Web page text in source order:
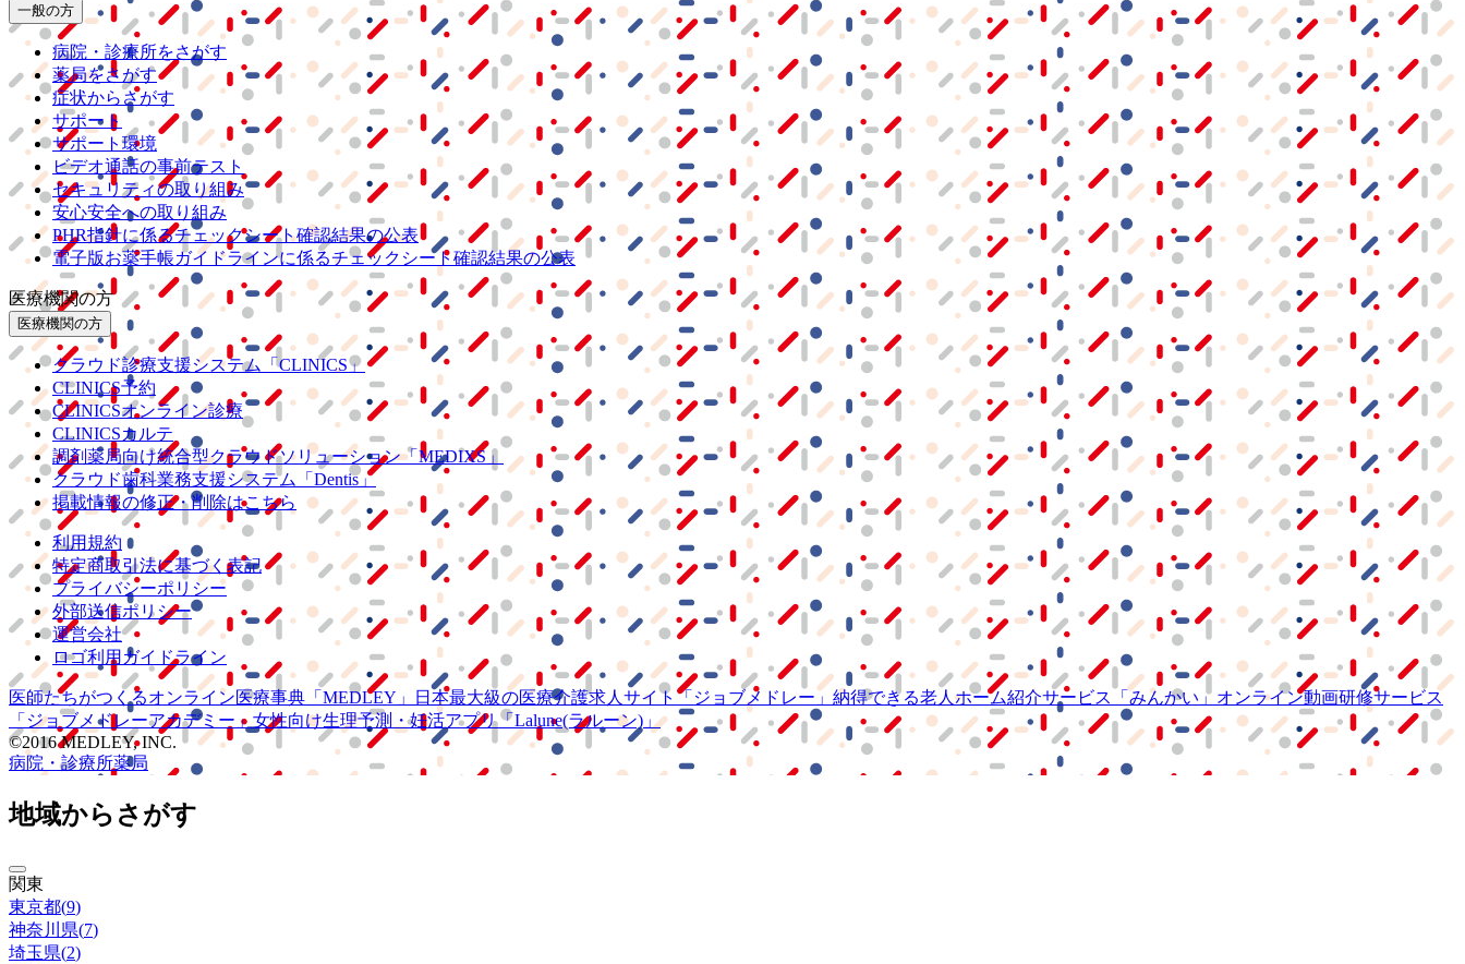
一般の方
病院・診療所をさがす
薬局をさがす
症状からさがす
サポート
サポート環境
ビデオ通話の事前テスト
セキュリティの取り組み
安心安全への取り組み
PHR指針に係るチェックシート確認結果の公表
電子版お薬手帳ガイドラインに係るチェックシート確認結果の公表
医療機関の方
医療機関の方
クラウド診療支援システム
「CLINICS」
CLINICS予約
CLINICSオンライン診療
CLINICSカルテ
調剤薬局向け統合型クラウドソリューション「MEDIXS」
クラウド歯科業務支援システム
「Dentis」
掲載情報の修正・削除はこちら
利用規約
特定商取引法に基づく表記
プライバシーポリシー
外部送信ポリシー
運営会社
ロゴ利用ガイドライン
医師たちがつくるオンライン医療事典 「MEDLEY」 日本最大級の医療介護求人サイト 「ジョブメドレー」 納得できる老人ホーム紹介サービス 「みんかい」 オンライン動画研修サービス
「ジョブメドレーアカデミー」 女性向け生理予測・妊活アプリ「Lalune(ラルーン)」
©2016 MEDLEY, INC.
病院・診療所薬局
地域からさがす
関東
東京都(9)
神奈川県(7)
埼玉県(2)